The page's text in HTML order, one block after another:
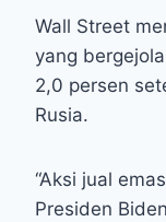
Wall Street
yang
2,0 persen
Rusia.
“Aksi jual
Presiden